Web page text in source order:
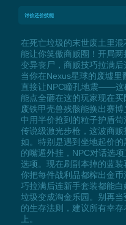
讨价还价技能
在死亡垃圾的末世废土里
能让你笑傲商贩圈！开局
变异丧尸，商贩技巧拉满后
当你在Nexus星球的废墟
直接让NPC瞳孔地震——这
能点全砸在这的玩家现在
废铁甲壳兽残骸能换出赛
中用半价抢到的粒子护盾
传说级激光步枪，这波商
如。特别是遇到坐地起价
的嘴遁外挂，NPC对话选
选项。现在刷副本掉的蓝
你把每件战利品都榨出金
巧拉满后连新手套装都能
垃圾变成淘金乐园。别再
的生存法则，建议所有幸
上。